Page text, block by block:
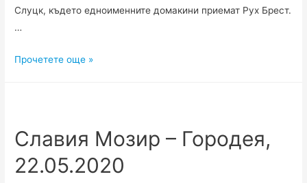
Слуцк, където едноименните домакини приемат Рух Брест.
…
Слуцк
Прочетете още »
Славия Мозир – Городея,
22.05.2020